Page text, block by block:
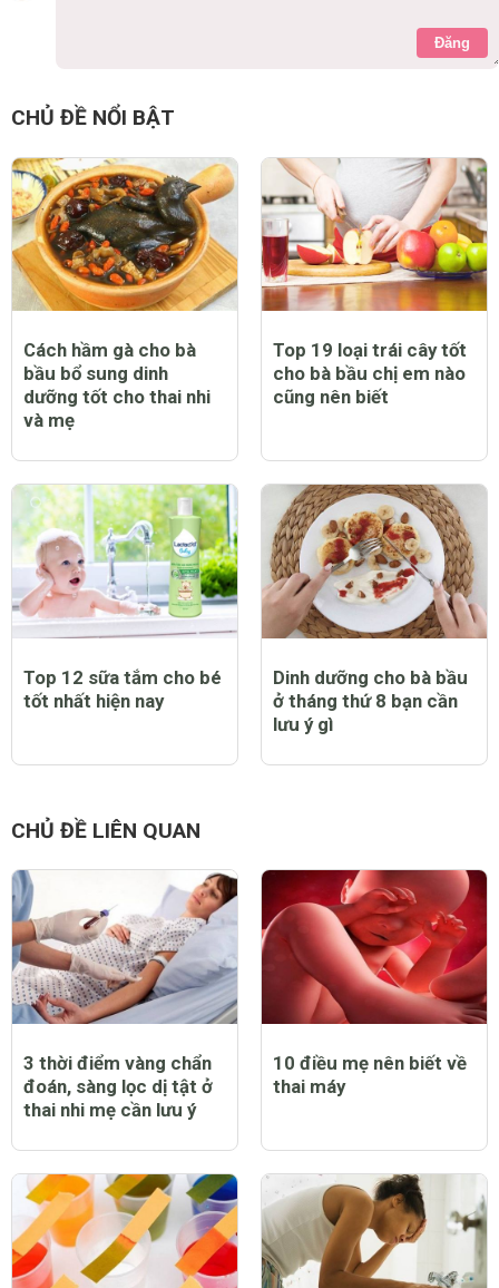
Đăng
CHỦ ĐỀ NỔI BẬT
Cách hầm gà cho bà
bầu bổ sung dinh
dưỡng tốt cho thai nhi
và mẹ
Top 19 loại trái cây tốt
cho bà bầu chị em nào
cũng nên biết
Top 12 sữa tắm cho bé
tốt nhất hiện nay
Dinh dưỡng cho bà bầu
ở tháng thứ 8 bạn cần
lưu ý gì
CHỦ ĐỀ LIÊN QUAN
3 thời điểm vàng chẩn
đoán, sàng lọc dị tật ở
thai nhi mẹ cần lưu ý
10 điều mẹ nên biết về
thai máy